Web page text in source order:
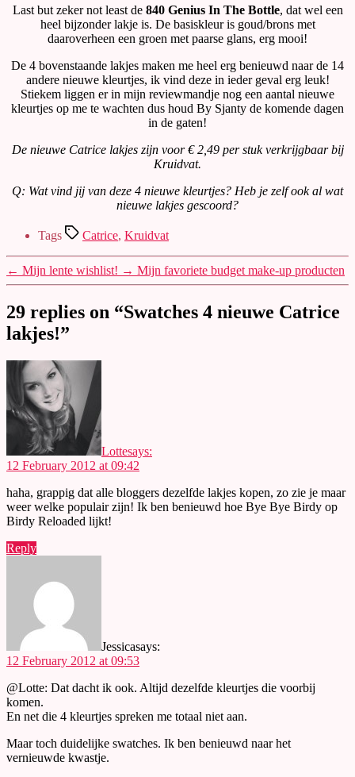
Last but zeker not least de 840 Genius In The Bottle, dat wel een
heel bijzonder lakje is. De basiskleur is goud/brons met
daaroverheen een groen met paarse glans, erg mooi!
De 4 bovenstaande lakjes maken me heel erg benieuwd naar de 14
andere nieuwe kleurtjes, ik vind deze in ieder geval erg leuk!
Stiekem liggen er in mijn reviewmandje nog een aantal nieuwe
kleurtjes op me te wachten dus houd By Sjanty de komende dagen
in de gaten!
De nieuwe Catrice lakjes zijn voor € 2,49 per stuk verkrijgbaar bij
Kruidvat.
Q: Wat vind jij van deze 4 nieuwe kleurtjes? Heb je zelf ook al wat
nieuwe lakjes gescoord?
Tags Catrice, Kruidvat
← Mijn lente wishlist! → Mijn favoriete budget make-up producten
29 replies on “Swatches 4 nieuwe Catrice
lakjes!”
Lottesays:
12 February 2012 at 09:42
haha, grappig dat alle bloggers dezelfde lakjes kopen, zo zie je maar
weer welke populair zijn! Ik ben benieuwd hoe Bye Bye Birdy op
Birdy Reloaded lijkt!
Reply
Jessicasays:
12 February 2012 at 09:53
@Lotte: Dat dacht ik ook. Altijd dezelfde kleurtjes die voorbij
komen.
En net die 4 kleurtjes spreken me totaal niet aan.
Maar toch duidelijke swatches. Ik ben benieuwd naar het
vernieuwde kwastje.